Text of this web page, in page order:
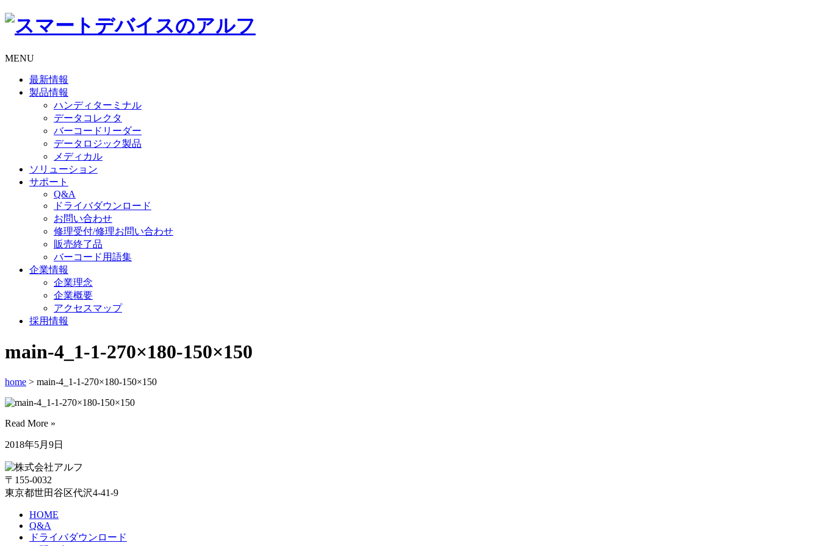
MENU
最新情報
製品情報
ハンディターミナル
データコレクタ
バーコードリーダー
データロジック製品
メディカル
ソリューション
サポート
Q&A
ドライバダウンロード
お問い合わせ
修理受付/修理お問い合わせ
販売終了品
バーコード用語集
企業情報
企業理念
企業概要
アクセスマップ
採用情報
main-4_1-1-270×180-150×150
home > main-4_1-1-270×180-150×150
Read More »
2018年5月9日
〒155-0032
東京都世田谷区代沢4-41-9
HOME
Q&A
ドライバダウンロード